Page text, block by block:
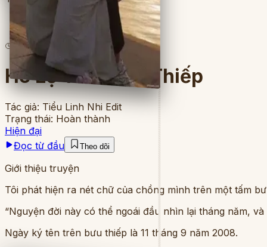
lượt đọc
Hé Lộ Tấm Bưu Thiếp
Tác giả: Tiểu Linh Nhi Edit
Trạng thái: Hoàn thành
Hiện đại
Đọc từ đầu
Theo dõi
Giới thiệu truyện
Tôi phát hiện ra nét chữ của chồng mình trên một tấm
“Nguyện đời này có thể ngoái đầu nhìn lại tháng năm,
Ngày ký tên trên bưu thiếp là 11 tháng 9 năm 2008.